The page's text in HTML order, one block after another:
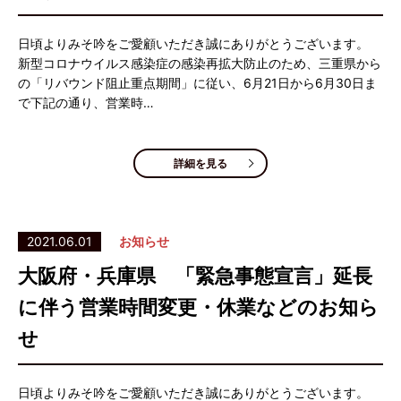
日頃よりみそ吟をご愛顧いただき誠にありがとうございます。
新型コロナウイルス感染症の感染再拡大防止のため、三重県から
の「リバウンド阻止重点期間」に従い、6月21日から6月30日ま
で下記の通り、営業時…
詳細を見る
2021.06.01 お知らせ
大阪府・兵庫県 「緊急事態宣言」延長
に伴う営業時間変更・休業などのお知ら
せ
日頃よりみそ吟をご愛顧いただき誠にありがとうございます。